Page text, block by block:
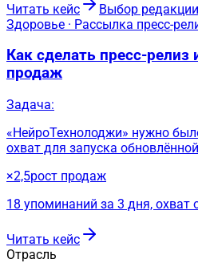
Читать кейс
Выбор редакции
Здоровье · Рассылка пресс-
Как сделать пресс-
продаж
Задача:
«НейроТехнолоджи» нужно
охват для запуска
×2,5рост продаж
18 упоминаний за 3 дня, охват
Читать кейс
Отрасль